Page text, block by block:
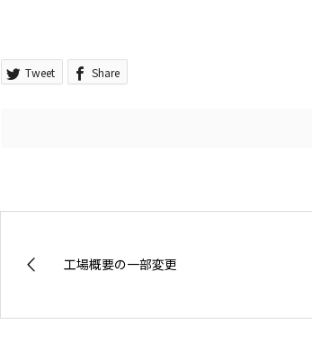
Tweet Share
工場概要の一部変更